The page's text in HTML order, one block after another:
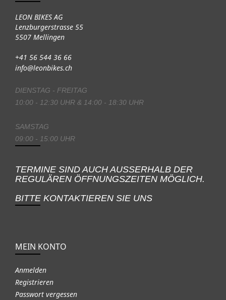
LEON BIKES AG
Lenzburgerstrasse 55
5507 Mellingen
+41 56 544 36 66
info@leonbikes.ch
DIENSTAG - FREITAG
10:00 - 12:30 UHR & 14:00 - 18:30 UHR
SAMSTAG
09:00 - 15:00 UHR
TERMINE SIND AUCH AUSSERHALB DER
REGULÄREN ÖFFNUNGSZEITEN MÖGLICH.
BITTE KONTAKTIEREN SIE UNS
MEIN KONTO
Anmelden
Registrieren
Passwort vergessen